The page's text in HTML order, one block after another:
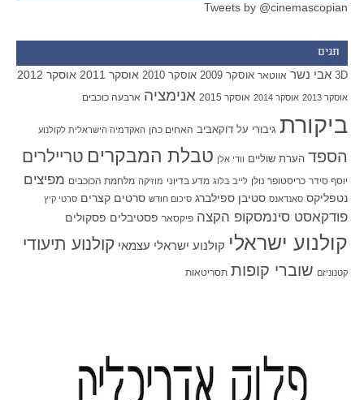
Tweets by @cinemascopian
תגים
3D אבי נשר אווטאר אוסקר 2009 אוסקר 2010 אוסקר 2011 אוסקר 2012
אוסקר 2013 אוסקר 2014 אוסקר 2015 אנימציה ארבעה כוכבים
ביקורת גיבורי על דוקאביב האחים כהן האקדמיה הישראלית לקולנוע
הספד הערת שוליים וודי אלן טבלת המבקרים טריילרים
יוסף סידר כריסטופר נולן לייב בלוג מדע בדיוני מוזיקה מלחמת הכוכבים מפיצים
נטפליקס סאנדאנס סטיבן ספילברג סיכום חודש סרטים קצרים סרטי קיץ
פודקאסט סינמסקופ הקצה פיקסאר פסטיבלים פסקולים
קולנוע ישראלי קולנוע ישראלי עצמאי קולנוע תיעודי
קטנוניזם שוברי קופות תסריטאות